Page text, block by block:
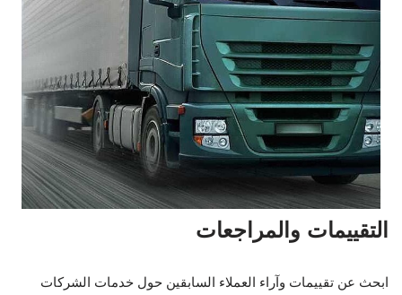
التقييمات والمراجعات
ابحث عن تقييمات وآراء العملاء السابقين حول خدمات الشركات